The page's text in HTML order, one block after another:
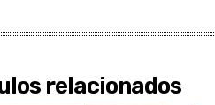
relacionados